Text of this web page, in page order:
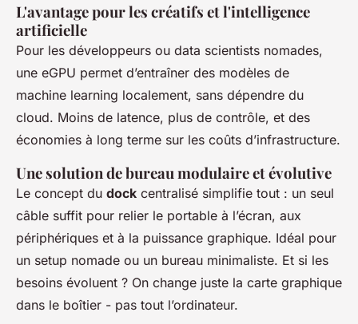
L'avantage pour les créatifs et l'intelligence
artificielle
Pour les développeurs ou data scientists nomades,
une eGPU permet d’entraîner des modèles de
machine learning localement, sans dépendre du
cloud. Moins de latence, plus de contrôle, et des
économies à long terme sur les coûts d’infrastructure.
Une solution de bureau modulaire et évolutive
Le concept du dock centralisé simplifie tout : un seul
câble suffit pour relier le portable à l’écran, aux
périphériques et à la puissance graphique. Idéal pour
un setup nomade ou un bureau minimaliste. Et si les
besoins évoluent ? On change juste la carte graphique
dans le boîtier - pas tout l’ordinateur.